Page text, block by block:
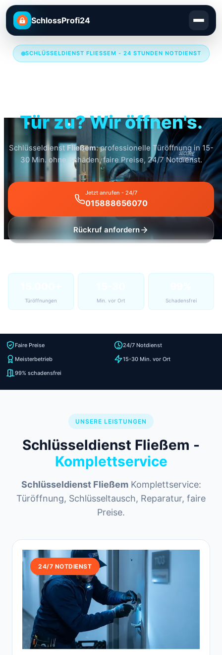
SchlossProfi24
SCHLÜSSELDIENST FLIESSEM - 24 STUNDEN NOTDIENST
Tür zu? Wir öffnen's.
Schlüsseldienst Fließem: professionelle Türöffnung in 15-
30 Min. ohne Schäden, faire Preise, 24/7 Notdienst.
Jetzt anrufen - 24/7
015888656070
Rückruf anfordern
Türöffnungen Min. vor Ort Schadensfrei
Faire Preise
24/7 Notdienst
Meisterbetrieb
15-30 Min. vor Ort
99% schadensfrei
UNSERE LEISTUNGEN
Schlüsseldienst Fließem -
Komplettservice
Schlüsseldienst FließemKomplettservice:
Türöffnung, Schlüsseltausch, Reparatur, faire
Preise.
24/7 NOTDIENST